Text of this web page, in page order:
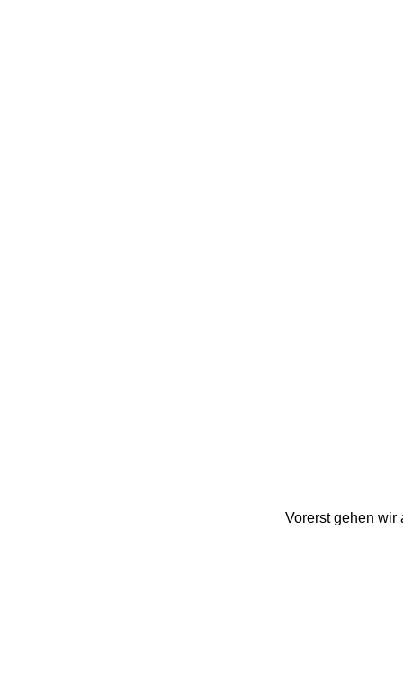
Vorerst gehen wir